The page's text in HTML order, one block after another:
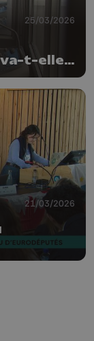
25/03/2026
t-elle
21/03/2026